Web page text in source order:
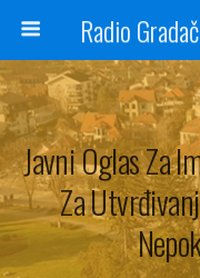
Javni Oglas Za
Za